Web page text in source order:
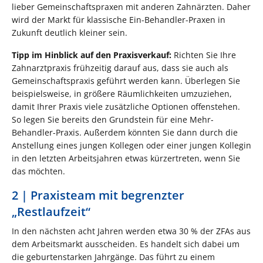
lieber Gemeinschaftspraxen mit anderen Zahnärzten. Daher
wird der Markt für klassische Ein-Behandler-Praxen in
Zukunft deutlich kleiner sein.
Tipp im Hinblick auf den Praxisverkauf: Richten Sie Ihre
Zahnarztpraxis frühzeitig darauf aus, dass sie auch als
Gemeinschaftspraxis geführt werden kann. Überlegen Sie
beispielsweise, in größere Räumlichkeiten umzuziehen,
damit Ihrer Praxis viele zusätzliche Optionen offenstehen.
So legen Sie bereits den Grundstein für eine Mehr-
Behandler-Praxis. Außerdem könnten Sie dann durch die
Anstellung eines jungen Kollegen oder einer jungen Kollegin
in den letzten Arbeitsjahren etwas kürzertreten, wenn Sie
das möchten.
2 | Praxisteam mit begrenzter
„Restlaufzeit“
In den nächsten acht Jahren werden etwa 30 % der ZFAs aus
dem Arbeitsmarkt ausscheiden. Es handelt sich dabei um
die geburtenstarken Jahrgänge. Das führt zu einem